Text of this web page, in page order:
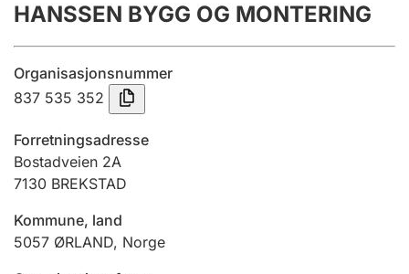
Årsregnskap
Innsending og forsinkelsesgebyr
Jeger
HANSSEN BYGG OG MONTERING
Organisasjonsnummer
837 535 352
Forretningsadresse
Bostadveien 2A
7130 BREKSTAD
Kommune, land
5057 ØRLAND, Norge